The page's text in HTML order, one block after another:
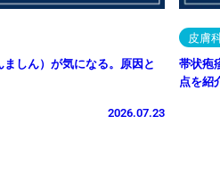
しん）が気になる。原因と
2026.07.23
皮膚
帯状疱
点を紹